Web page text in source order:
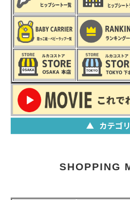
SHOPPING